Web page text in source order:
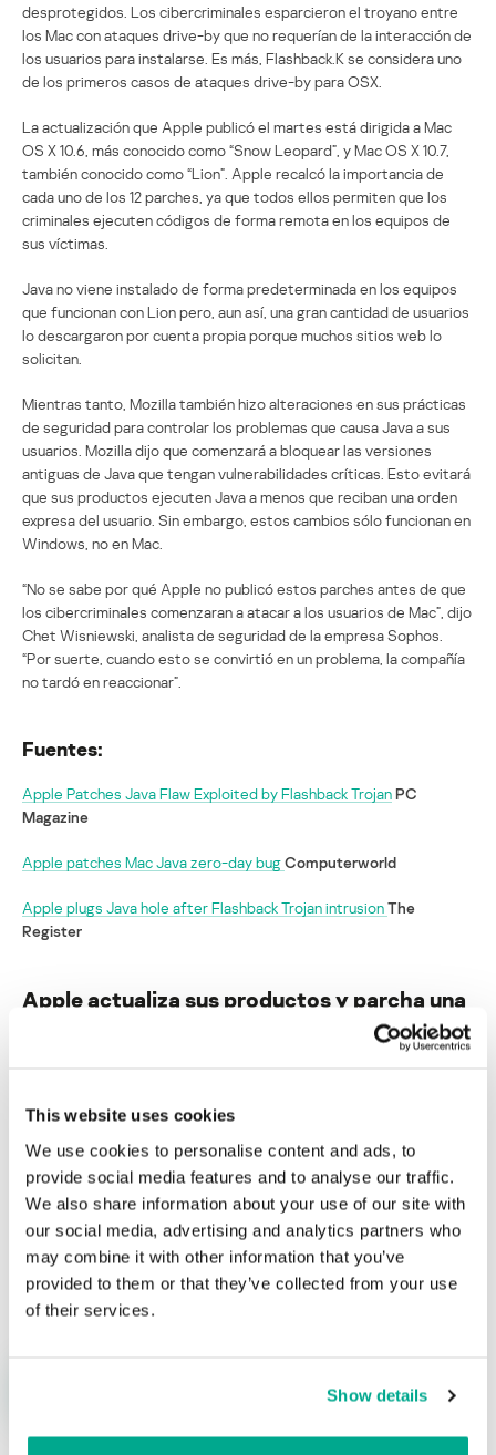
This website uses cookies
We use cookies to personalise content and ads, to
provide social media features and to analyse our traffic.
We also share information about your use of our site with
our social media, advertising and analytics partners who
may combine it with other information that you’ve
provided to them or that they’ve collected from your use
of their services.
Show details
desprotegidos. Los cibercriminales esparcieron el troyano entre
los Mac con ataques drive-by que no requerían de la interacción de
los usuarios para instalarse. Es más, Flashback.K se considera uno
de los primeros casos de ataques drive-by para OSX.
La actualización que Apple publicó el martes está dirigida a Mac
OS X 10.6, más conocido como “Snow Leopard”, y Mac OS X 10.7,
también conocido como “Lion”. Apple recalcó la importancia de
cada uno de los 12 parches, ya que todos ellos permiten que los
criminales ejecuten códigos de forma remota en los equipos de
sus víctimas.
Java no viene instalado de forma predeterminada en los equipos
que funcionan con Lion pero, aun así, una gran cantidad de usuarios
lo descargaron por cuenta propia porque muchos sitios web lo
solicitan.
Mientras tanto, Mozilla también hizo alteraciones en sus prácticas
de seguridad para controlar los problemas que causa Java a sus
usuarios. Mozilla dijo que comenzará a bloquear las versiones
antiguas de Java que tengan vulnerabilidades críticas. Esto evitará
que sus productos ejecuten Java a menos que reciban una orden
expresa del usuario. Sin embargo, estos cambios sólo funcionan en
Windows, no en Mac.
“No se sabe por qué Apple no publicó estos parches antes de que
los cibercriminales comenzaran a atacar a los usuarios de Mac”, dijo
Chet Wisniewski, analista de seguridad de la empresa Sophos.
“Por suerte, cuando esto se convirtió en un problema, la compañía
no tardó en reaccionar”.
Fuentes:
Apple Patches Java Flaw Exploited by Flashback TrojanPC
Magazine
Apple patches Mac Java zero-day bugComputerworld
Apple plugs Java hole after Flashback Trojan intrusionThe
Register
Apple actualiza sus productos y parcha una
vulnerabilidad que ya se estaba explotando
Nombre* Correo electrónico*